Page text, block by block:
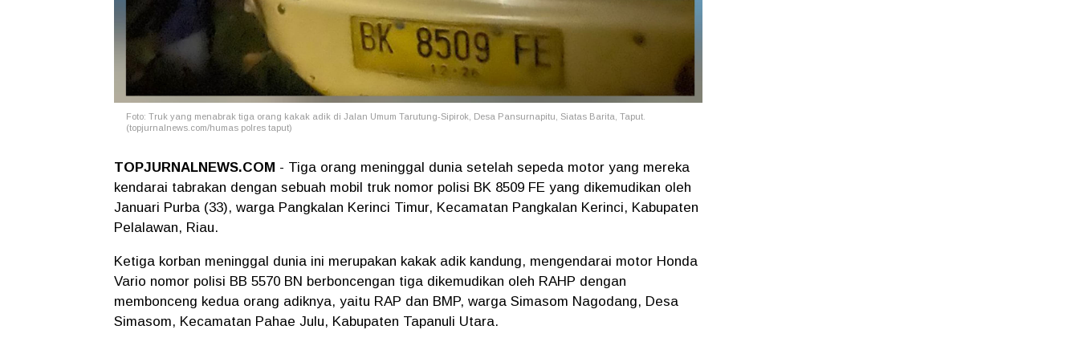
Foto: Truk yang menabrak tiga orang kakak adik di Jalan Umum Tarutung-Sipirok, Desa Pansurnapitu, Siatas Barita, Taput.
(topjurnalnews.com/humas polres taput)
TOPJURNALNEWS.COM - Tiga orang meninggal dunia setelah sepeda motor yang mereka
kendarai tabrakan dengan sebuah mobil truk nomor polisi BK 8509 FE yang dikemudikan oleh
Januari Purba (33), warga Pangkalan Kerinci Timur, Kecamatan Pangkalan Kerinci, Kabupaten
Pelalawan, Riau.
Ketiga korban meninggal dunia ini merupakan kakak adik kandung, mengendarai motor Honda
Vario nomor polisi BB 5570 BN berboncengan tiga dikemudikan oleh RAHP dengan
membonceng kedua orang adiknya, yaitu RAP dan BMP, warga Simasom Nagodang, Desa
Simasom, Kecamatan Pahae Julu, Kabupaten Tapanuli Utara.